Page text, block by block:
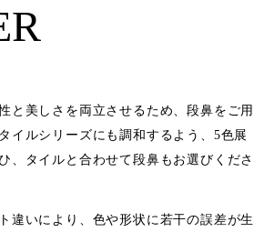
と美しさを両立させるため、段鼻をご用
イルシリーズにも調和するよう、5色展
、タイルと合わせて段鼻もお選びくださ
違いにより、色や形状に若干の誤差が生